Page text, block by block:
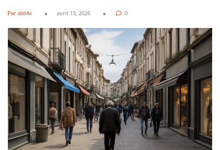
Par did4x avril 13, 2026 0